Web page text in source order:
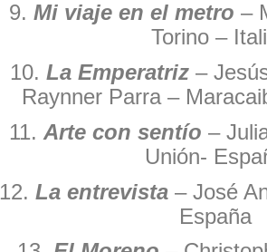
9. Mi viaje en el metro –
Torino –
10. La Emperatriz–
Raynner Parra –
11. Arte con sentío –
Unión-
12. La entrevista– José
España